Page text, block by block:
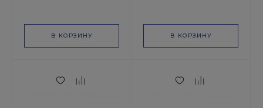
В КОРЗИНУ В КОРЗИНУ